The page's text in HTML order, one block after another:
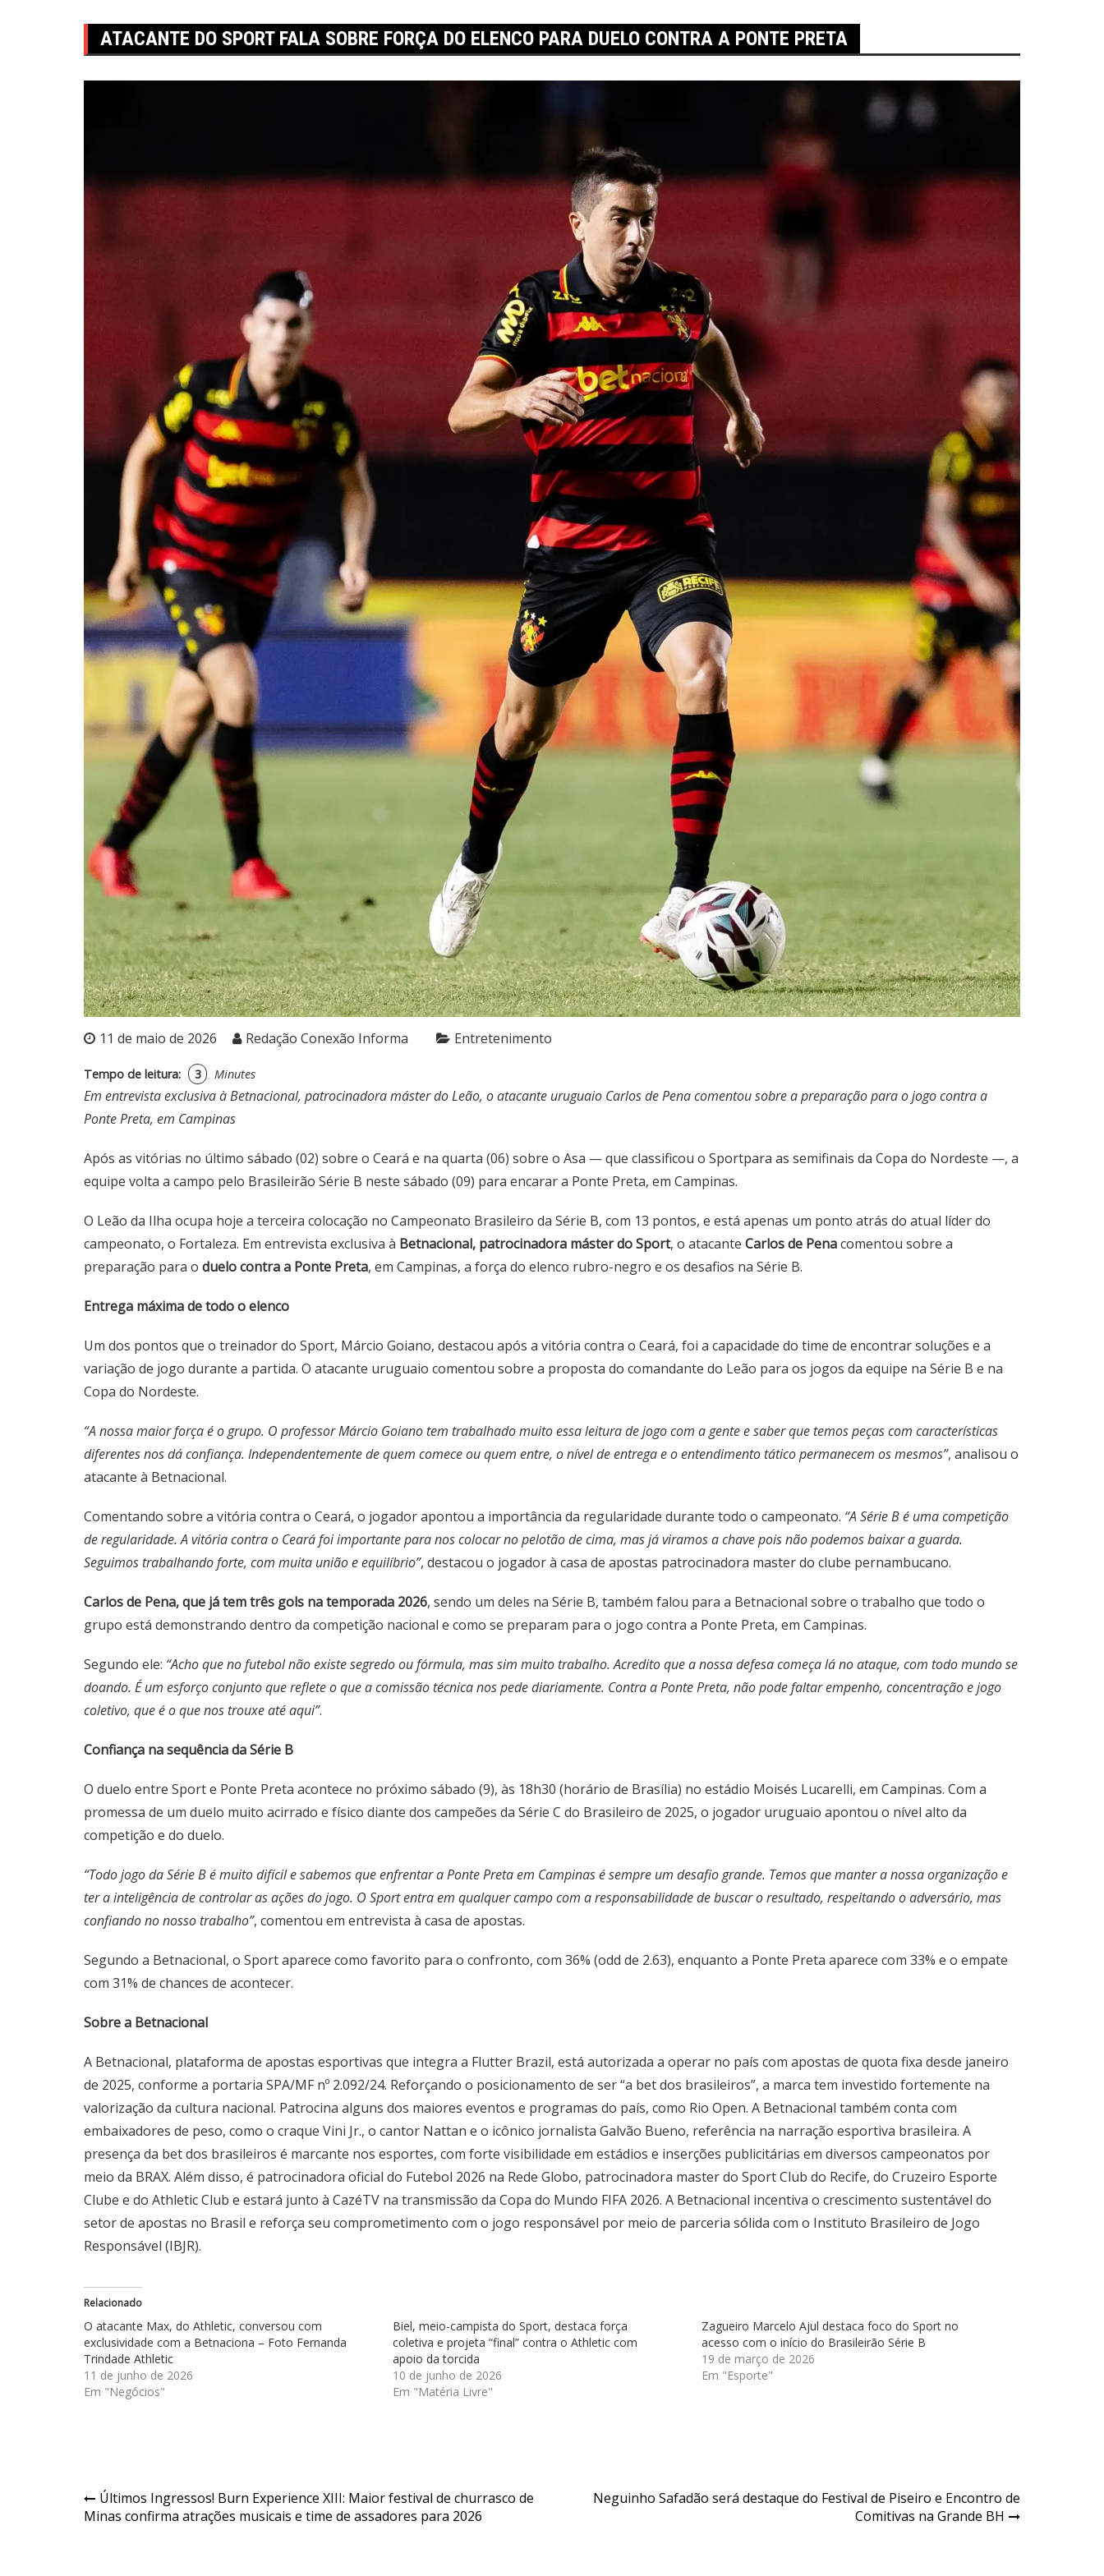
ATACANTE DO SPORT FALA SOBRE FORÇA DO ELENCO PARA DUELO CONTRA A PONTE PRETA
11 de maio de 2026 Redação Conexão Informa Entretenimento
Tempo de leitura: 3 Minutes
Em entrevista exclusiva à Betnacional, patrocinadora máster do Leão, o atacante uruguaio Carlos de Pena comentou sobre a preparação para o jogo contra a
Ponte Preta, em Campinas
Após as vitórias no último sábado (02) sobre o Ceará e na quarta (06) sobre o Asa — que classificou o Sportpara as semifinais da Copa do Nordeste —, a
equipe volta a campo pelo Brasileirão Série B neste sábado (09) para encarar a Ponte Preta, em Campinas.
O Leão da Ilha ocupa hoje a terceira colocação no Campeonato Brasileiro da Série B, com 13 pontos, e está apenas um ponto atrás do atual líder do
campeonato, o Fortaleza. Em entrevista exclusiva à Betnacional, patrocinadora máster do Sport, o atacante Carlos de Penacomentou sobre a
preparação para o duelo contra a Ponte Preta, em Campinas, a força do elenco rubro-negro e os desafios na Série B.
Entrega máxima de todo o elenco
Um dos pontos que o treinador do Sport, Márcio Goiano, destacou após a vitória contra o Ceará, foi a capacidade do time de encontrar soluções e a
variação de jogo durante a partida. O atacante uruguaio comentou sobre a proposta do comandante do Leão para os jogos da equipe na Série B e na
Copa do Nordeste.
“A nossa maior força é o grupo. O professor Márcio Goiano tem trabalhado muito essa leitura de jogo com a gente e saber que temos peças com características
diferentes nos dá confiança. Independentemente de quem comece ou quem entre, o nível de entrega e o entendimento tático permanecem os mesmos”, analisou o
atacante à Betnacional.
Comentando sobre a vitória contra o Ceará, o jogador apontou a importância da regularidade durante todo o campeonato. “A Série B é uma competição
de regularidade. A vitória contra o Ceará foi importante para nos colocar no pelotão de cima, mas já viramos a chave pois não podemos baixar a guarda.
Seguimos trabalhando forte, com muita união e equilíbrio”, destacou o jogador à casa de apostas patrocinadora master do clube pernambucano.
Carlos de Pena, que já tem três gols na temporada 2026, sendo um deles na Série B, também falou para a Betnacional sobre o trabalho que todo o
grupo está demonstrando dentro da competição nacional e como se preparam para o jogo contra a Ponte Preta, em Campinas.
Segundo ele: “Acho que no futebol não existe segredo ou fórmula, mas sim muito trabalho. Acredito que a nossa defesa começa lá no ataque, com todo mundo se
doando. É um esforço conjunto que reflete o que a comissão técnica nos pede diariamente. Contra a Ponte Preta, não pode faltar empenho, concentração e jogo
coletivo, que é o que nos trouxe até aqui”.
Confiança na sequência da Série B
O duelo entre Sport e Ponte Preta acontece no próximo sábado (9), às 18h30 (horário de Brasília) no estádio Moisés Lucarelli, em Campinas. Com a
promessa de um duelo muito acirrado e físico diante dos campeões da Série C do Brasileiro de 2025, o jogador uruguaio apontou o nível alto da
competição e do duelo.
“Todo jogo da Série B é muito difícil e sabemos que enfrentar a Ponte Preta em Campinas é sempre um desafio grande. Temos que manter a nossa organização e
ter a inteligência de controlar as ações do jogo. O Sport entra em qualquer campo com a responsabilidade de buscar o resultado, respeitando o adversário, mas
confiando no nosso trabalho”, comentou em entrevista à casa de apostas.
Segundo a Betnacional, o Sport aparece como favorito para o confronto, com 36% (odd de 2.63), enquanto a Ponte Preta aparece com 33% e o empate
com 31% de chances de acontecer.
Sobre a Betnacional
A Betnacional, plataforma de apostas esportivas que integra a Flutter Brazil, está autorizada a operar no país com apostas de quota fixa desde janeiro
de 2025, conforme a portaria SPA/MF nº 2.092/24. Reforçando o posicionamento de ser “a bet dos brasileiros”, a marca tem investido fortemente na
valorização da cultura nacional. Patrocina alguns dos maiores eventos e programas do país, como Rio Open. A Betnacional também conta com
embaixadores de peso, como o craque Vini Jr., o cantor Nattan e o icônico jornalista Galvão Bueno, referência na narração esportiva brasileira. A
presença da bet dos brasileiros é marcante nos esportes, com forte visibilidade em estádios e inserções publicitárias em diversos campeonatos por
meio da BRAX. Além disso, é patrocinadora oficial do Futebol 2026 na Rede Globo, patrocinadora master do Sport Club do Recife, do Cruzeiro Esporte
Clube e do Athletic Club e estará junto à CazéTV na transmissão da Copa do Mundo FIFA 2026. A Betnacional incentiva o crescimento sustentável do
setor de apostas no Brasil e reforça seu comprometimento com o jogo responsável por meio de parceria sólida com o Instituto Brasileiro de Jogo
Responsável (IBJR).
Relacionado
O atacante Max, do Athletic, conversou com
exclusividade com a Betnaciona – Foto Fernanda
Trindade Athletic
11 de junho de 2026
Em "Negócios"
Biel, meio-campista do Sport, destaca força
coletiva e projeta “final” contra o Athletic com
apoio da torcida
10 de junho de 2026
Em "Matéria Livre"
Zagueiro Marcelo Ajul destaca foco do Sport no
acesso com o início do Brasileirão Série B
19 de março de 2026
Em "Esporte"
Navegação
de
Últimos Ingressos! Burn Experience XIII: Maior festival de churrasco de
Minas confirma atrações musicais e time de assadores para 2026
Neguinho Safadão será destaque do Festival de Piseiro e Encontro de
Comitivas na Grande BH